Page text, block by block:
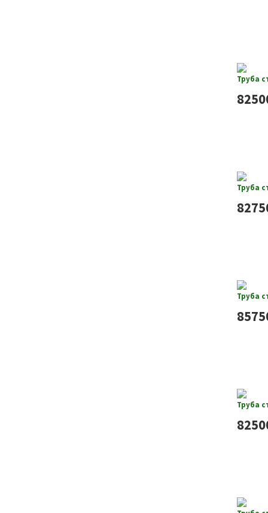
Труба
Труба
Труба
Труба